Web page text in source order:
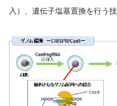
入）、遺伝子塩基置換を行う技